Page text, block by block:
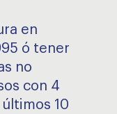
en
ó tener
no
con 4
10